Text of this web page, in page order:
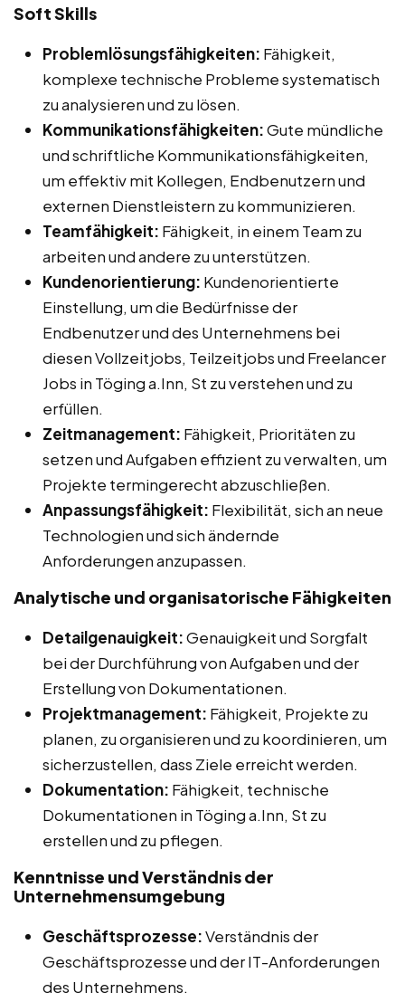
Soft Skills
Problemlösungsfähigkeiten: Fähigkeit,
komplexe technische Probleme systematisch
zu analysieren und zu lösen.
Kommunikationsfähigkeiten:Gute mündliche
und schriftliche Kommunikationsfähigkeiten,
um effektiv mit Kollegen, Endbenutzern und
externen Dienstleistern zu kommunizieren.
Teamfähigkeit: Fähigkeit, in einem Team zu
arbeiten und andere zu unterstützen.
Kundenorientierung: Kundenorientierte
Einstellung, um die Bedürfnisse der
Endbenutzer und des Unternehmens bei
diesen Vollzeitjobs, Teilzeitjobs und Freelancer
Jobs in Töging a.Inn, St zu verstehen und zu
erfüllen.
Zeitmanagement: Fähigkeit, Prioritäten zu
setzen und Aufgaben effizient zu verwalten, um
Projekte termingerecht abzuschließen.
Anpassungsfähigkeit: Flexibilität, sich an neue
Technologien und sich ändernde
Anforderungen anzupassen.
Analytische und organisatorische Fähigkeiten
Detailgenauigkeit:Genauigkeit und Sorgfalt
bei der Durchführung von Aufgaben und der
Erstellung von Dokumentationen.
Projektmanagement: Fähigkeit, Projekte zu
planen, zu organisieren und zu koordinieren, um
sicherzustellen, dass Ziele erreicht werden.
Dokumentation: Fähigkeit, technische
Dokumentationen in Töging a.Inn, St zu
erstellen und zu pflegen.
Kenntnisse und Verständnis der
Unternehmensumgebung
Geschäftsprozesse:Verständnis der
Geschäftsprozesse und der IT-Anforderungen
des Unternehmens.